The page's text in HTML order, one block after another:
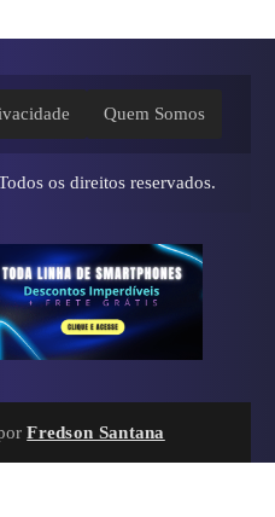
Quem Somos
os direitos reservados.
Fredson Santana